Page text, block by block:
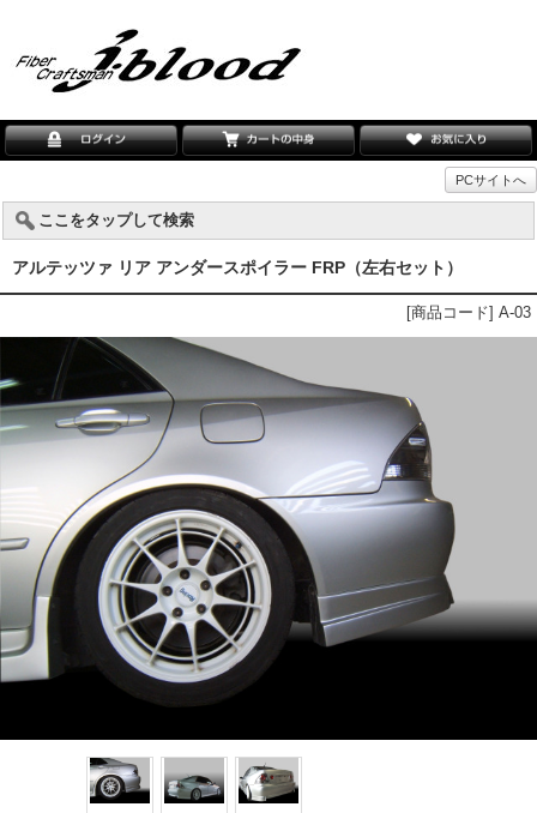
PCサイトへ
ここをタップして検索
アルテッツァ リア アンダースポイラー FRP（左右セット）
[商品コード] A-03